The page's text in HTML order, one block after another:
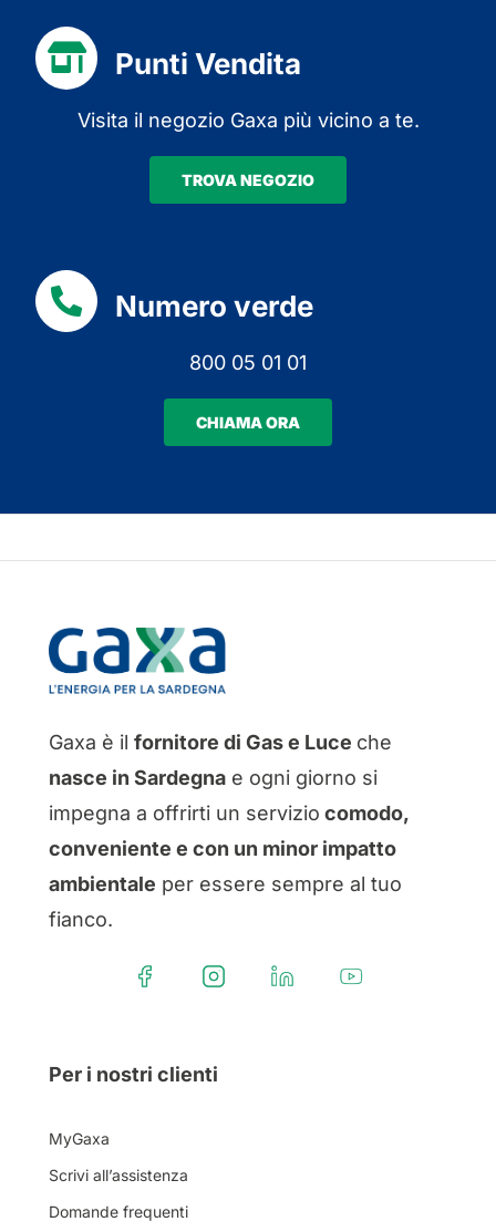
Punti Vendita
Visita il negozio Gaxa più vicino a te.
TROVA NEGOZIO
Numero verde
800 05 01 01
CHIAMA ORA
Gaxa è ilfornitore di Gas e Luce che
nasce in Sardegna e ogni giorno si
impegna a offrirti un servizio comodo,
conveniente e con un minor impatto
ambientale per essere sempre al tuo
fianco.
Per i nostri clienti
MyGaxa
Scrivi all’assistenza
Domande frequenti